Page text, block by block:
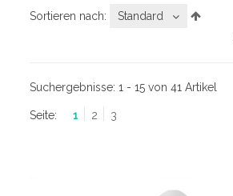
Sortieren nach:
Standard
Suchergebnisse:1 - 15 von 41 Artikel
Seite: 1 2 3